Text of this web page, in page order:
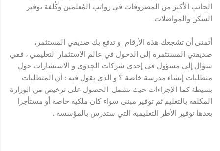
الجانب الأكبر من المصروفات في رواتب المُعلمين وكُلفة توفير
السكن والمواصلات.
أتمنى أن تشجعك هذه الأرقام و تدفع بك صديقي المستثمر،
صديقتي المستثمرة إلى الدخول في عالم الاستثمار التعليمي ، ففي
سؤال إلى مسؤول في إحدى شركات الجدوى و الاستشارات حول
متطلبات إنشاء مدرسة خاصة ؟ و الذي يقول فيه : أن المتطلبات
بسيطة كما الإجراءات حيث تشمل الحصول على ترخيص من الوزارة
المكلفة بالتعليم ثم توفير مبنى سواء كان ملكية خاصة أو مستأجرا
بعدها توفير الأطر التعليمية التي ستدرس بالمؤسسة .